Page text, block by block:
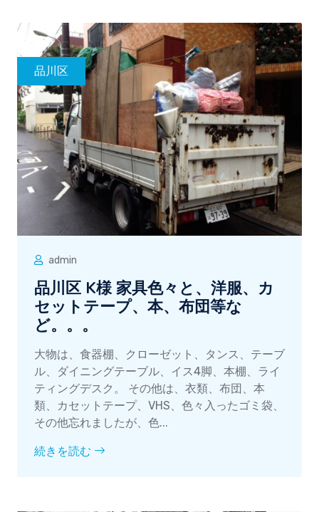
品川区
admin
品川区 K様 家具色々と、洋服、カ
セットテープ、本、布団等な
ど。。。
大物は、食器棚、クローゼット、タンス、テーブ
ル、ダイニングテーブル、イス4脚、本棚、ライ
ティングデスク。 その他は、衣類、布団、本
類、カセットテープ、VHS、色々入ったゴミ袋、
その他忘れましたが、色...
続きを読む